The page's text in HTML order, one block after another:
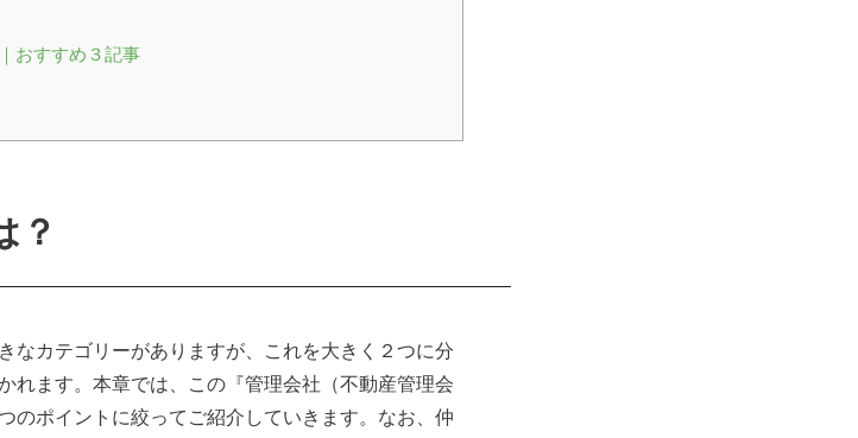
おすすめ３記事
？
なカテゴリーがありますが、これを大きく２つに分
れます。本章では、この『管理会社（不動産管理会
のポイントに絞ってご紹介していきます。なお、仲